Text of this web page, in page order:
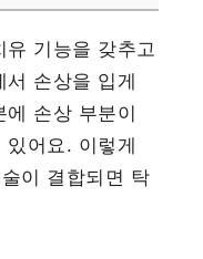
기능을 갖추고
손상을 입게
손상 부분이
어요. 이렇게
이 결합되면 탁